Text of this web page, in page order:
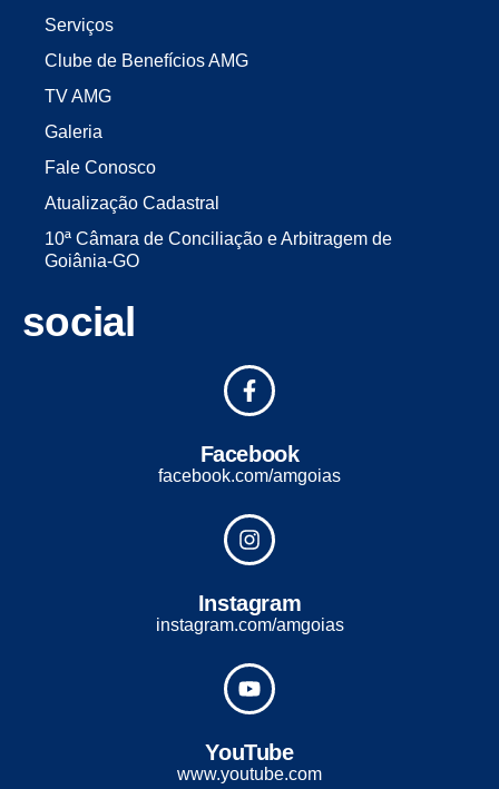
Serviços
Clube de Benefícios AMG
TV AMG
Galeria
Fale Conosco
Atualização Cadastral
10ª Câmara de Conciliação e Arbitragem de
Goiânia-GO
social
Facebook
facebook.com/amgoias
Instagram
instagram.com/amgoias
YouTube
www.youtube.com